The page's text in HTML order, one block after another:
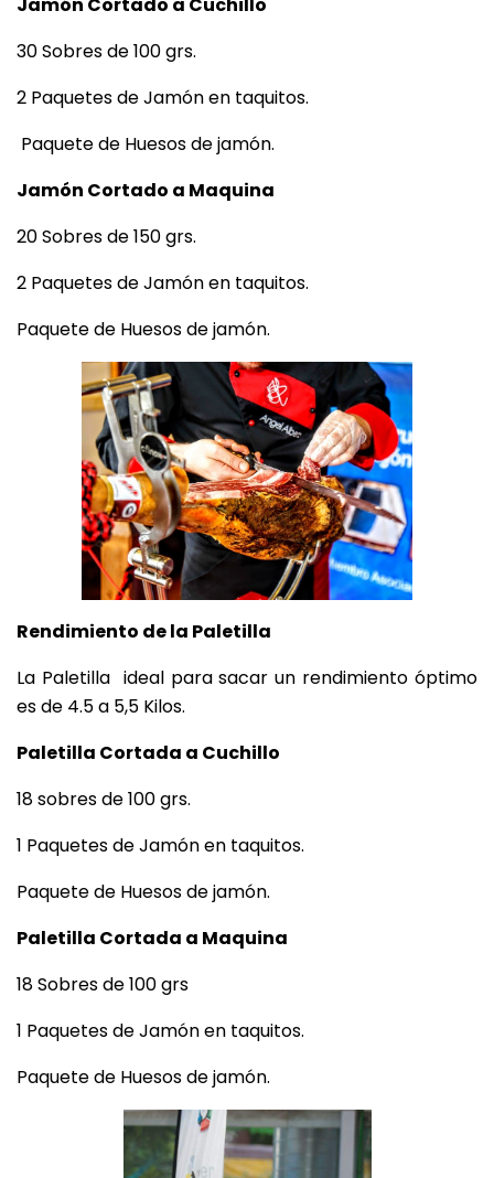
30 Sobres de 100 grs.
2 Paquetes de Jamón en taquitos.
Paquete de Huesos de jamón.
Jamón Cortado a Maquina
20 Sobres de 150 grs.
2 Paquetes de Jamón en taquitos.
Paquete de Huesos de jamón.
Rendimiento de la Paletilla
La Paletilla ideal para sacar un rendimiento óptimo
es de 4.5 a 5,5 Kilos.
Paletilla Cortada a Cuchillo
18 sobres de 100 grs.
1 Paquetes de Jamón en taquitos.
Paquete de Huesos de jamón.
Paletilla Cortada a Maquina
18 Sobres de 100 grs
1 Paquetes de Jamón en taquitos.
Paquete de Huesos de jamón.